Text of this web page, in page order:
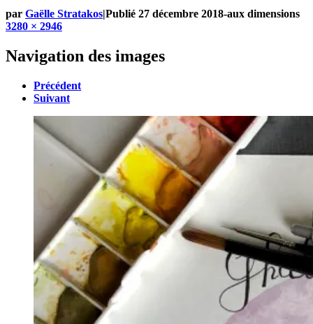
par Gaëlle Stratakos|Publié 27 décembre 2018-aux dimensions
3280 × 2946
Navigation des images
Précédent
Suivant